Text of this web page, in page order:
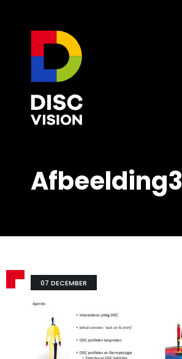
Afbeelding3
07 DECEMBER